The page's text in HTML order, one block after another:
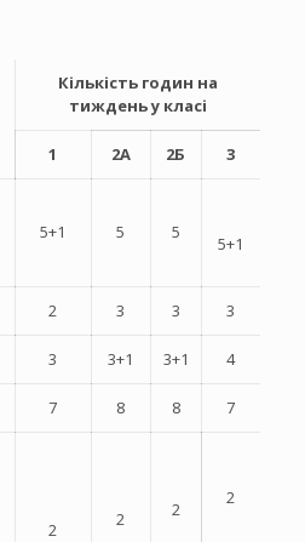
Кількість годин на
тиждень у класі
1 2А 2Б 3
5+1 5 5
5+1
2 3 3 3
3 3+1 3+1 4
7 8 8 7
2 2 2
2